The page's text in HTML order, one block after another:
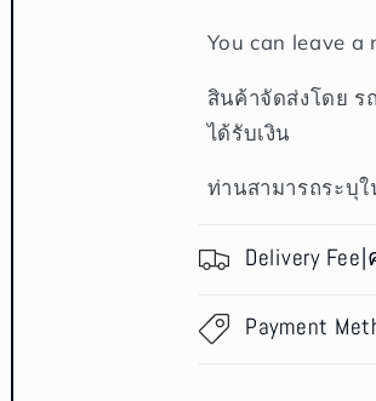
You can leave
สินค้าจัดส่งโดย ร
ได้รับเงิน
ท่านสามารถระบุ
Delivery
Payment